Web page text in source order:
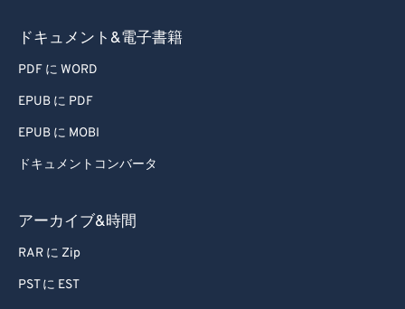
ドキュメント&電子書籍
PDF に WORD
EPUB に PDF
EPUB に MOBI
ドキュメントコンバータ
アーカイブ&時間
RAR に Zip
PST に EST